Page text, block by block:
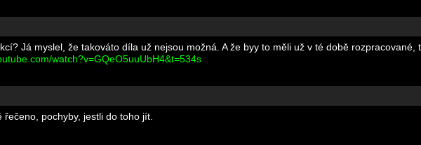
Já myslel, že takováto díla už nejsou možná. A že byy to měli už v té době rozpracované,
watch?v=GQeO5uuUbH4&t=534s
pochyby, jestli do toho jít.